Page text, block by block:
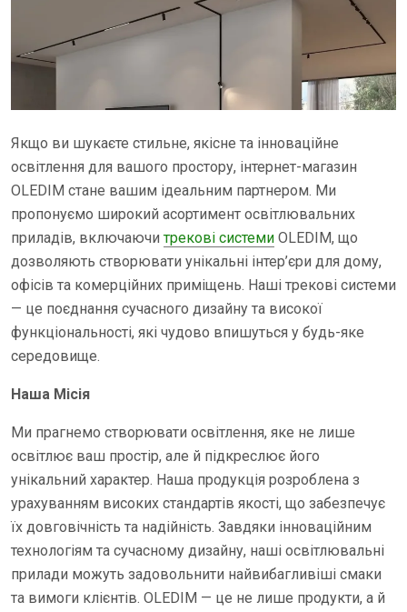
Якщо ви шукаєте стильне, якісне та інноваційне
освітлення для вашого простору, інтернет-магазин
OLEDIM стане вашим ідеальним партнером. Ми
пропонуємо широкий асортимент освітлювальних
приладів, включаючи трекові системи OLEDIM, що
дозволяють створювати унікальні інтер’єри для дому,
офісів та комерційних приміщень. Наші трекові системи
— це поєднання сучасного дизайну та високої
функціональності, які чудово впишуться у будь-яке
середовище.
Наша Місія
Ми прагнемо створювати освітлення, яке не лише
освітлює ваш простір, але й підкреслює його
унікальний характер. Наша продукція розроблена з
урахуванням високих стандартів якості, що забезпечує
їх довговічність та надійність. Завдяки інноваційним
технологіям та сучасному дизайну, наші освітлювальні
прилади можуть задовольнити найвибагливіші смаки
та вимоги клієнтів. OLEDIM — це не лише продукти, а й